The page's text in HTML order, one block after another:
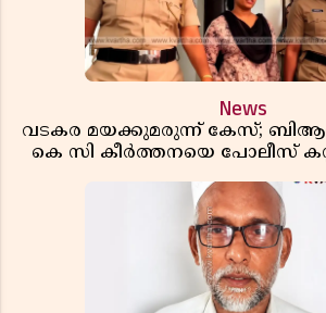
News
വടകര മയക്കുമരുന്ന് കേസ്;
കെ സി കീർത്തനയെ പോലീസ്